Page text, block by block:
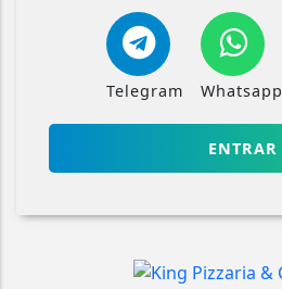
Telegram Whatsapp
ENTRAR